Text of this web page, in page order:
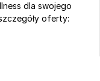
dla swojego